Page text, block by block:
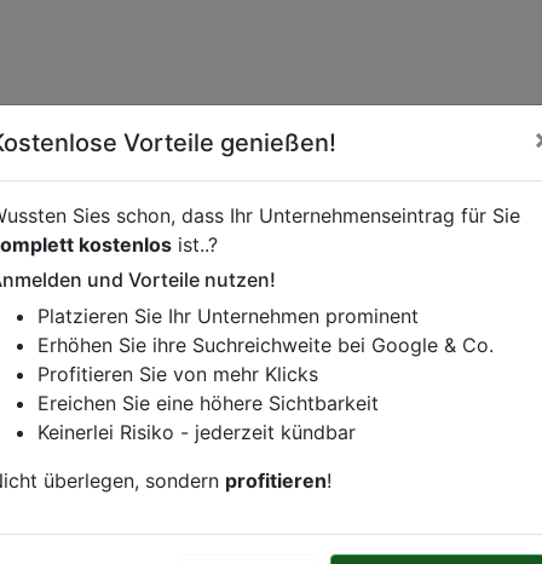
Essen online beiPizzaTec bestellen
vornehmen, klicken Sie den folgenden Link.
oder andere relevante Informationen hinzufügen?
Gerne erweitern wir Ihren Firmeneintrag um
Ihren Wettbewerbern abheben.
Vorteile genießen!
Sies schon, dass Ihr Unternehmenseintrag für Sie
kostenlos ist..?
und Vorteile nutzen!
Platzieren Sie Ihr Unternehmen prominent
Erhöhen Sie ihre Suchreichweite bei Google & Co.
Profitieren Sie von mehr Klicks
Ereichen Sie eine höhere Sichtbarkeit
Keinerlei Risiko - jederzeit kündbar
überlegen, sondern profitieren!